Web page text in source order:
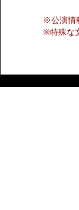
※公演情
※特殊な